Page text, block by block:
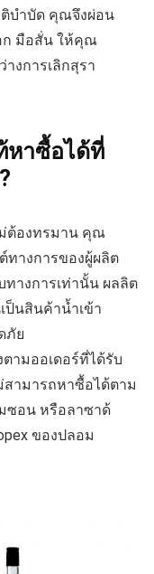
บำบัด คุณจึงผ่อน
ก มือสั่น ให้คุณ
งการเลิกสุรา
หาซื้อได้ที่
ม่ต้องทรมาน คุณ
ทางการของผู้ผลิต
ทางการเท่านั้น ผลลิต
นสินค้าน้ำเข้า
ภัย
ามออเดอร์ที่ได้รับ
สามารถหาซื้อได้ตาม
มซอน หรือลาซาด้
ของปลอม